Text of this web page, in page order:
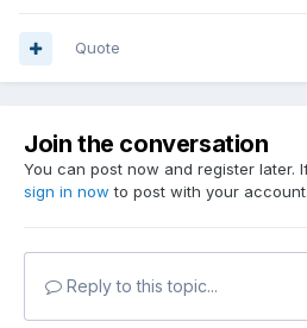
Quote
Join the conversation
You can post now and register later.
sign in now to post with your account.
Reply to this topic...